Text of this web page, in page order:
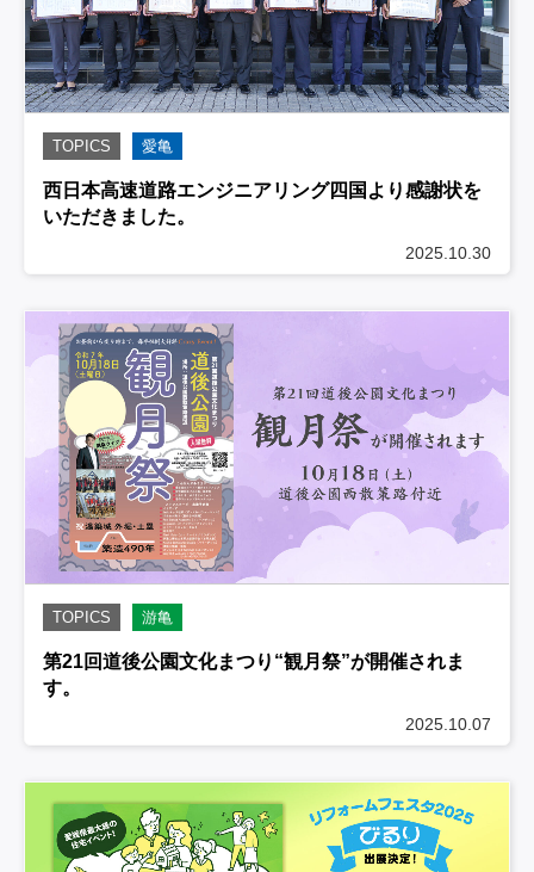
TOPICS 愛亀
西日本高速道路エンジニアリング四国より感謝状を
いただきました。
2025.10.30
TOPICS 游亀
第21回道後公園文化まつり“観月祭”が開催されま
す。
2025.10.07